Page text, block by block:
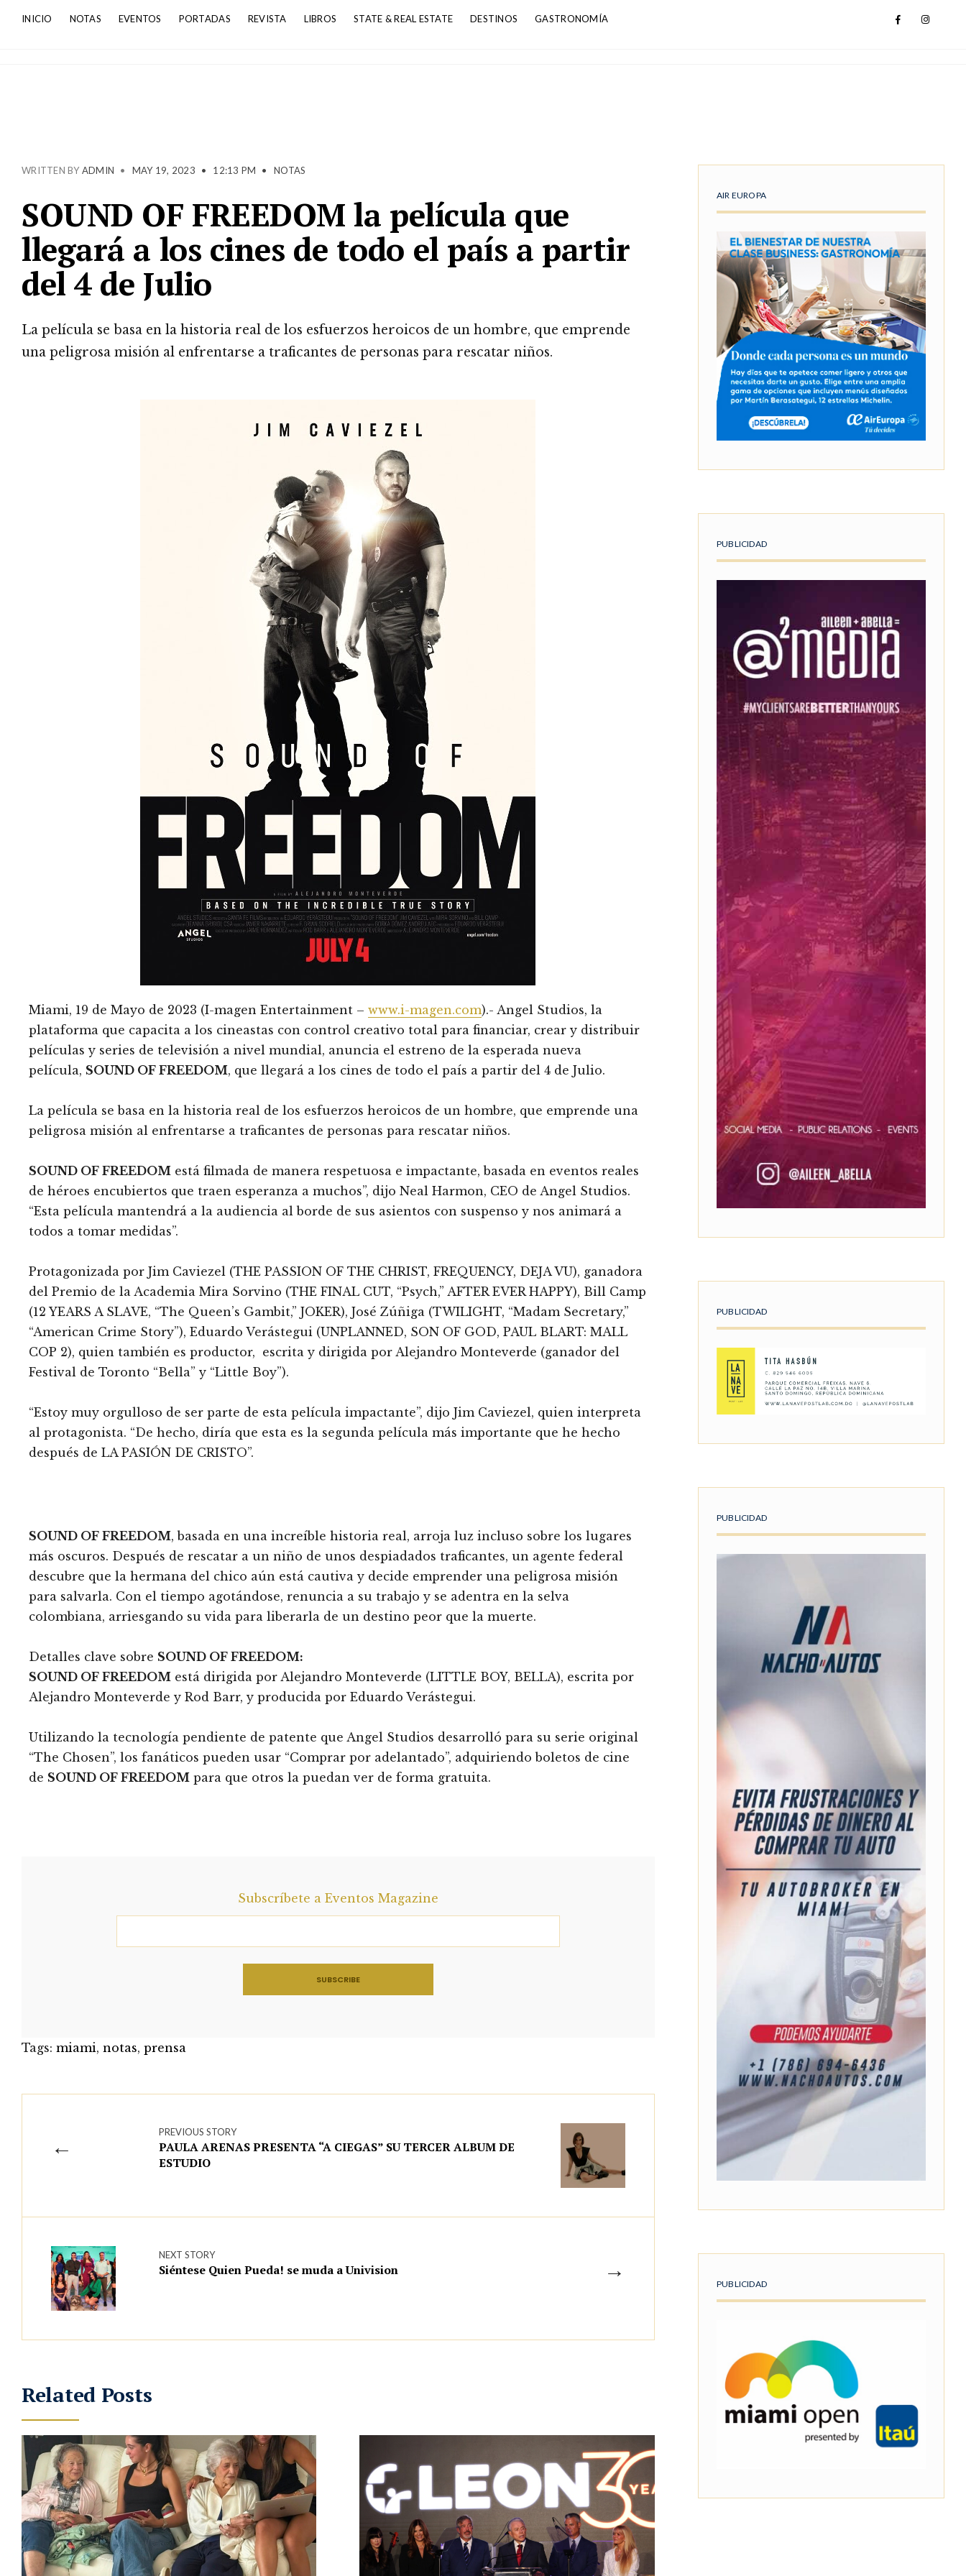
INICIO NOTAS EVENTOS PORTADAS REVISTA LIBROS STATE & REAL ESTATE DESTINOS GASTRONOMÍA
WRITTEN BY ADMIN • MAY 19, 2023 • 12:13 PM • NOTAS
SOUND OF FREEDOM la película que
llegará a los cines de todo el país a partir
del 4 de Julio
La película se basa en la historia real de los esfuerzos heroicos de un hombre, que emprende
una peligrosa misión al enfrentarse a traficantes de personas para rescatar niños.
Miami, 19 de Mayo de 2023 (I-magen Entertainment – www.i-magen.com).- Angel Studios, la
plataforma que capacita a los cineastas con control creativo total para financiar, crear y distribuir
películas y series de televisión a nivel mundial, anuncia el estreno de la esperada nueva
película, SOUND OF FREEDOM, que llegará a los cines de todo el país a partir del 4 de Julio.
La película se basa en la historia real de los esfuerzos heroicos de un hombre, que emprende una
peligrosa misión al enfrentarse a traficantes de personas para rescatar niños.
SOUND OF FREEDOM está filmada de manera respetuosa e impactante, basada en eventos reales
de héroes encubiertos que traen esperanza a muchos”, dijo Neal Harmon, CEO de Angel Studios.
“Esta película mantendrá a la audiencia al borde de sus asientos con suspenso y nos animará a
todos a tomar medidas”.
Protagonizada por Jim Caviezel (THE PASSION OF THE CHRIST, FREQUENCY, DEJA VU), ganadora
del Premio de la Academia Mira Sorvino (THE FINAL CUT, “Psych,” AFTER EVER HAPPY), Bill Camp
(12 YEARS A SLAVE, “The Queen’s Gambit,” JOKER), José Zúñiga (TWILIGHT, “Madam Secretary,”
“American Crime Story”), Eduardo Verástegui (UNPLANNED, SON OF GOD, PAUL BLART: MALL
COP 2), quien también es productor, escrita y dirigida por Alejandro Monteverde (ganador del
Festival de Toronto “Bella” y “Little Boy”).
“Estoy muy orgulloso de ser parte de esta película impactante”, dijo Jim Caviezel, quien interpreta
al protagonista. “De hecho, diría que esta es la segunda película más importante que he hecho
después de LA PASIÓN DE CRISTO”.
SOUND OF FREEDOM, basada en una increíble historia real, arroja luz incluso sobre los lugares
más oscuros. Después de rescatar a un niño de unos despiadados traficantes, un agente federal
descubre que la hermana del chico aún está cautiva y decide emprender una peligrosa misión
para salvarla. Con el tiempo agotándose, renuncia a su trabajo y se adentra en la selva
colombiana, arriesgando su vida para liberarla de un destino peor que la muerte.
Detalles clave sobre SOUND OF FREEDOM:
SOUND OF FREEDOM está dirigida por Alejandro Monteverde (LITTLE BOY, BELLA), escrita por
Alejandro Monteverde y Rod Barr, y producida por Eduardo Verástegui.
Utilizando la tecnología pendiente de patente que Angel Studios desarrolló para su serie original
“The Chosen”, los fanáticos pueden usar “Comprar por adelantado”, adquiriendo boletos de cine
de SOUND OF FREEDOM para que otros la puedan ver de forma gratuita.
Subscríbete a Eventos Magazine
Tags: miami, notas, prensa
←
PREVIOUS STORY
PAULA ARENAS PRESENTA “A CIEGAS” SU TERCER ALBUM DE
ESTUDIO
→
NEXT STORY
Siéntese Quien Pueda! se muda a Univision
Related Posts
AIR EUROPA
PUBLICIDAD
PUBLICIDAD
PUBLICIDAD
PUBLICIDAD